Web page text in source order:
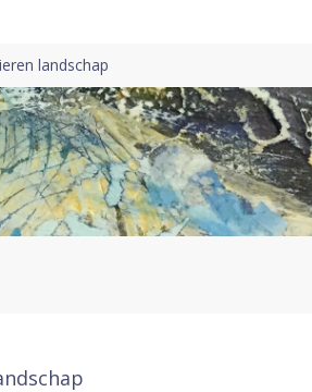
landschap